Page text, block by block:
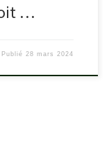
…
Publié 28 mars 2024